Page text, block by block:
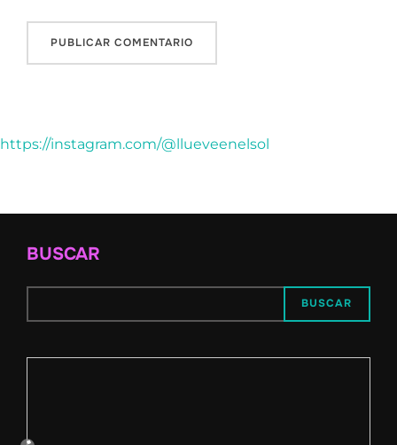
https://instagram.com/@llueveenelsol
BUSCAR
BUSCAR